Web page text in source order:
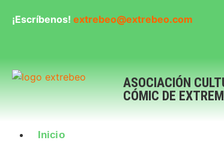
¡Escríbenos! extrebeo@extrebeo.com
ASOCIACIÓN
CÓMIC DE
Inicio